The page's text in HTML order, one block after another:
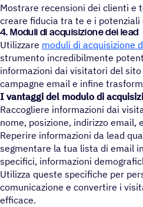
Mostrare recensioni dei clienti e
creare fiducia tra te e i potenziali
4. Moduli di acquisizione dei lead
Utilizzare moduli di acquisizione
strumento incredibilmente
informazioni dai visitatori del
campagne email e infine
I vantaggi del modulo di
Raccogliere informazioni dai
nome, posizione, indirizzo email,
Reperire informazioni da lead
segmentare la tua lista di email
specifici, informazioni
Utilizza queste specifiche per
comunicazione e convertire i
efficace.